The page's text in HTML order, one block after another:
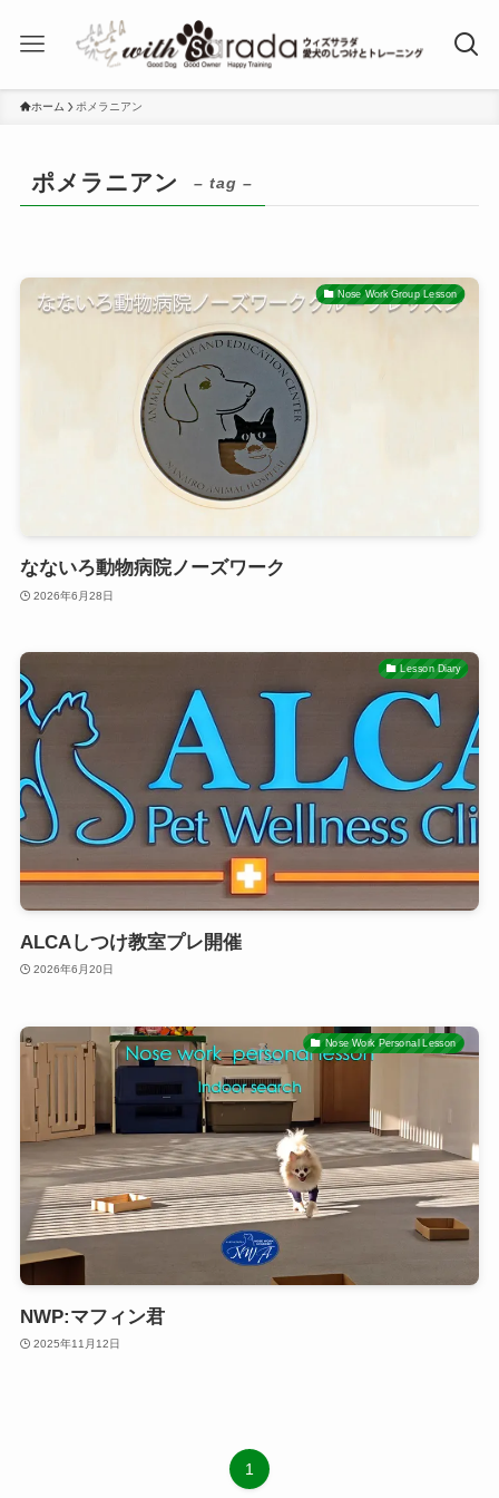
ホーム ポメラニアン
ポメラニアン – tag –
Nose Work Group Lesson
なないろ動物病院ノーズワーク
2026年6月28日
Lesson Diary
ALCAしつけ教室プレ開催
2026年6月20日
Nose Work Personal Lesson
NWP:マフィン君
2025年11月12日
1